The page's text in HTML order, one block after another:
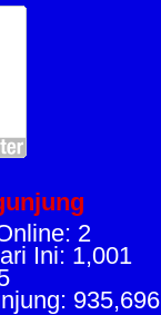
2
Ini: 1,001
935,696